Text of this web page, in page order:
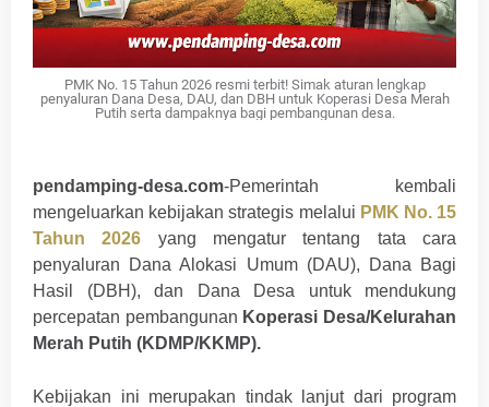
PMK No. 15 Tahun 2026 resmi terbit! Simak aturan lengkap
penyaluran Dana Desa, DAU, dan DBH untuk Koperasi Desa Merah
Putih serta dampaknya bagi pembangunan desa.
pendamping-desa.com-Pemerintah kembali
mengeluarkan kebijakan strategis melalui PMK No. 15
Tahun 2026 yang mengatur tentang tata cara
penyaluran Dana Alokasi Umum (DAU), Dana Bagi
Hasil (DBH), dan Dana Desa untuk mendukung
percepatan pembangunan Koperasi Desa/Kelurahan
Merah Putih (KDMP/KKMP).
Kebijakan ini merupakan tindak lanjut dari program